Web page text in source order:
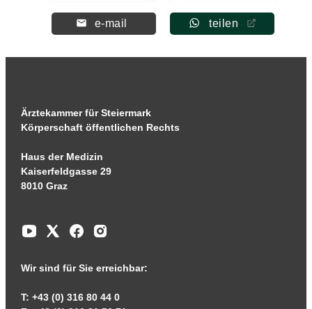
e-mail teilen
Ärztekammer für Steiermark
Körperschaft öffentlichen Rechts
Haus der Medizin
Kaiserfeldgasse 29
8010 Graz
Wir sind für Sie erreichbar:
T: +43 (0) 316 80 44 0